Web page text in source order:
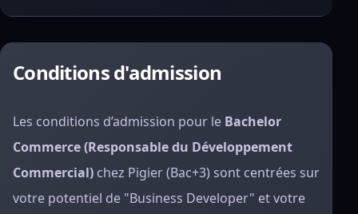
Conditions d'admission
Les conditions d’admission pour le Bachelor
Commerce (Responsable du Développement
Commercial) chez Pigier (Bac+3) sont centrées sur
votre potentiel de "Business Developer" et votre